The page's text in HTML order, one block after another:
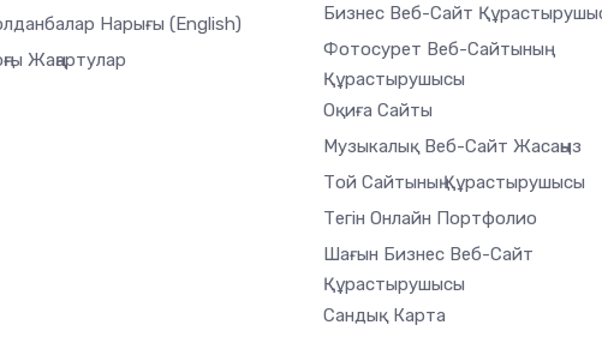
Нарығы (English)
Жаңартулар
Бизнес Веб-Сайт
Фотосурет Веб-Сайтының
Құрастырушысы
Оқиға Сайты
Музыкалық Веб-Сайт Жасаңыз
Той Сайтының Құрастырушысы
Тегін Онлайн Портфолио
Шағын Бизнес Веб-Сайт
Құрастырушысы
Сандық Карта